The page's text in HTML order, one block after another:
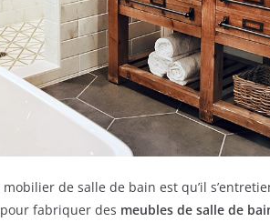
de salle de bain est qu’il
fabriquer des meubles de salle de